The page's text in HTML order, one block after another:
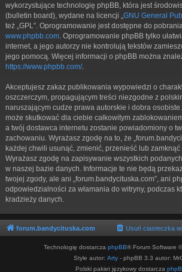
wykorzystujące technologię phpBB, która jest
(bulletin board), wydane na licencji „ GNU General
też „GPL”. Oprogramowanie jest dostępne do
www.phpbb.com . Oprogramowanie phpBB tylko
internet, a jego autorzy nie kontrolują tekstów
jego pomocą. Więcej informacji o phpBB można
https://www.phpbb.com/.
Akceptujesz zakaz publikowania wypowiedzi o
oszczerczym, propagującym treści niezgodne z
naruszającym cudze prawa autorskie i dobra
może skutkować dla ciebie całkowitym
a twój dostawca internetu zostanie powiadomiony o
zachowaniu. Wyrażasz zgodę na to, że
każdej chwili usunąć, zmienić, przenieść lub zamknąć
Wyrażasz zgodę na zapisywanie wszystkich
w naszej bazie danych. Informacje te nie będą
twojej zgody, ale ani „forum.bandycituska.com”, ani
odpowiedzialności za włamania do witryny, podczas
kradzieży danych.
forum.bandycituska.com Usuń ciasteczka
Technologię dostarcza phpBB® Forum Software
Style autor: Arty - phpBB 3.3 autor:
Polski pakiet językowy dostarcza